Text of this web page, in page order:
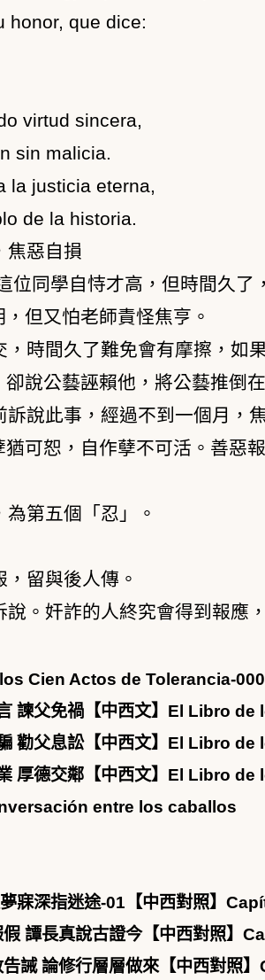
honor, que dice:
virtud sincera,
sin malicia.
la justicia eterna,
de la historia.
焦惡自損
位同學自恃才高，但時間久
但又怕老師責怪焦亨。
時間久了難免會有摩擦，
說公藝誣賴他，將公藝推倒
說此事，經過不到一個月
可恕，自作孽不可活。善惡
第五個「忍」。
留與後人傳。
。奸詐的人終究會得到報應
Cien Actos de Tolerancia-000
諫父免禍【中西文】El Libro
勸父息訟【中西文】El Libro
業 厚德交鄰【中西文】El Libro
entre los caballos
寐深指迷途-01【中西對照】
假 譚長真說古證今【中西對照】
告誡 論修行層層做來【中西對照